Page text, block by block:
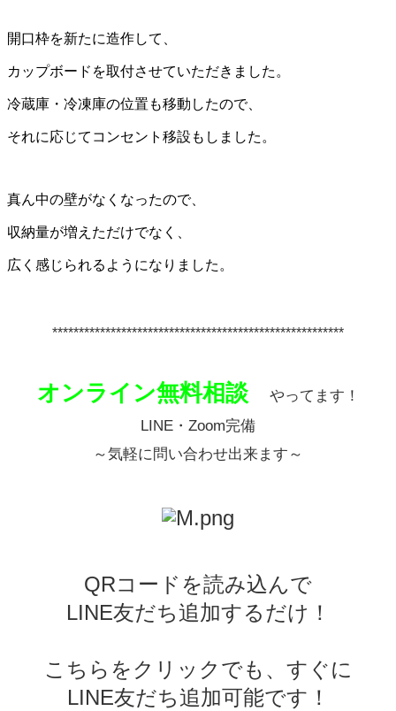
開口枠を新たに造作して、
カップボードを取付させていただきました。
冷蔵庫・冷凍庫の位置も移動したので、
それに応じてコンセント移設もしました。
真ん中の壁がなくなったので、
収納量が増えただけでなく、
広く感じられるようになりました。
*******************************************************
オンライン無料相談
やってます！
LINE・Zoom完備
～気軽に問い合わせ出来ます～
QRコードを読み込んで
LINE友だち追加するだけ！
こちらをクリックでも、すぐに
LINE友だち追加可能です！